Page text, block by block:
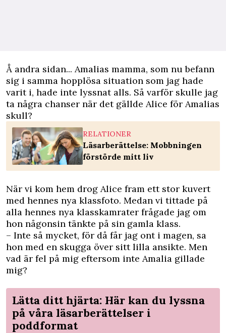
Å andra sidan... Amalias mamma, som nu befann
sig i samma hopplösa situation som jag hade
varit i, hade inte lyssnat alls. Så varför skulle jag
ta några chanser när det gällde Alice för Amalias
skull?
RELATIONER
Läsarberättelse: Mobbningen
förstörde mitt liv
När vi kom hem drog Alice fram ett stor kuvert
med hennes nya klassfoto. Medan vi tittade på
alla hennes nya klasskamrater frågade jag om
hon någonsin tänkte på sin gamla klass.
– Inte så mycket, för då får jag ont i magen, sa
hon med en skugga över sitt lilla ansikte. Men
vad är fel på mig eftersom inte Amalia gillade
mig?
Lätta ditt hjärta: Här kan du lyssna
på våra läsarberättelser i
poddformat